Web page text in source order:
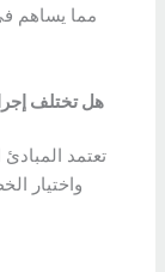
مما يساهم
هل تختلف
تعتمد
واختيار